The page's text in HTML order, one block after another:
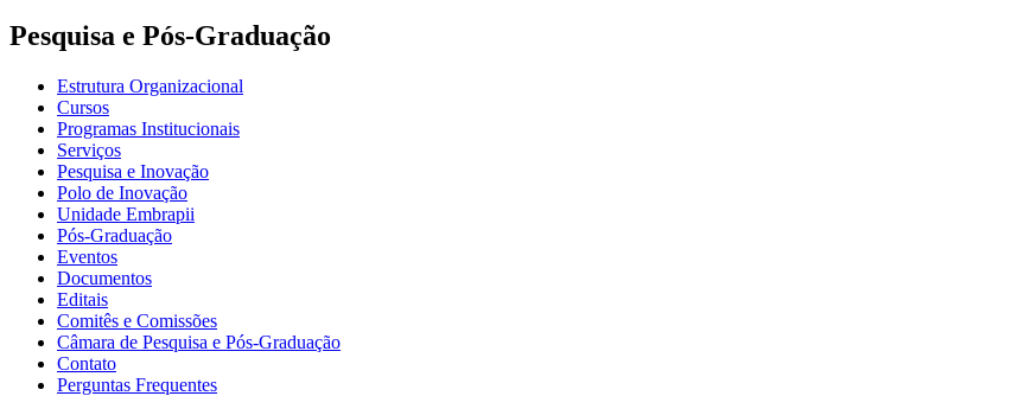
Pesquisa e Pós-Graduação
Estrutura Organizacional
Cursos
Programas Institucionais
Serviços
Pesquisa e Inovação
Polo de Inovação
Unidade Embrapii
Pós-Graduação
Eventos
Documentos
Editais
Comitês e Comissões
Câmara de Pesquisa e Pós-Graduação
Contato
Perguntas Frequentes